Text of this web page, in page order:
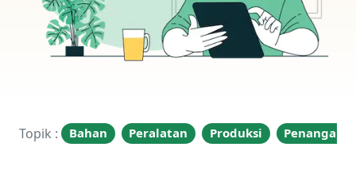
Topik : Bahan Peralatan Produksi